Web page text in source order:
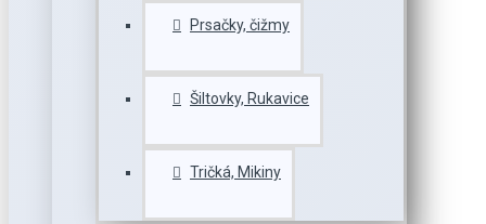
Prsačky, čižmy
Šiltovky, Rukavice
Tričká, Mikiny